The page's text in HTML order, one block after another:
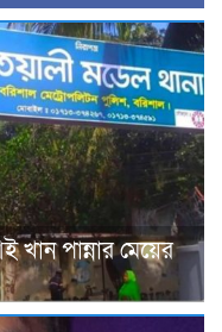
পান্নার মেয়ের